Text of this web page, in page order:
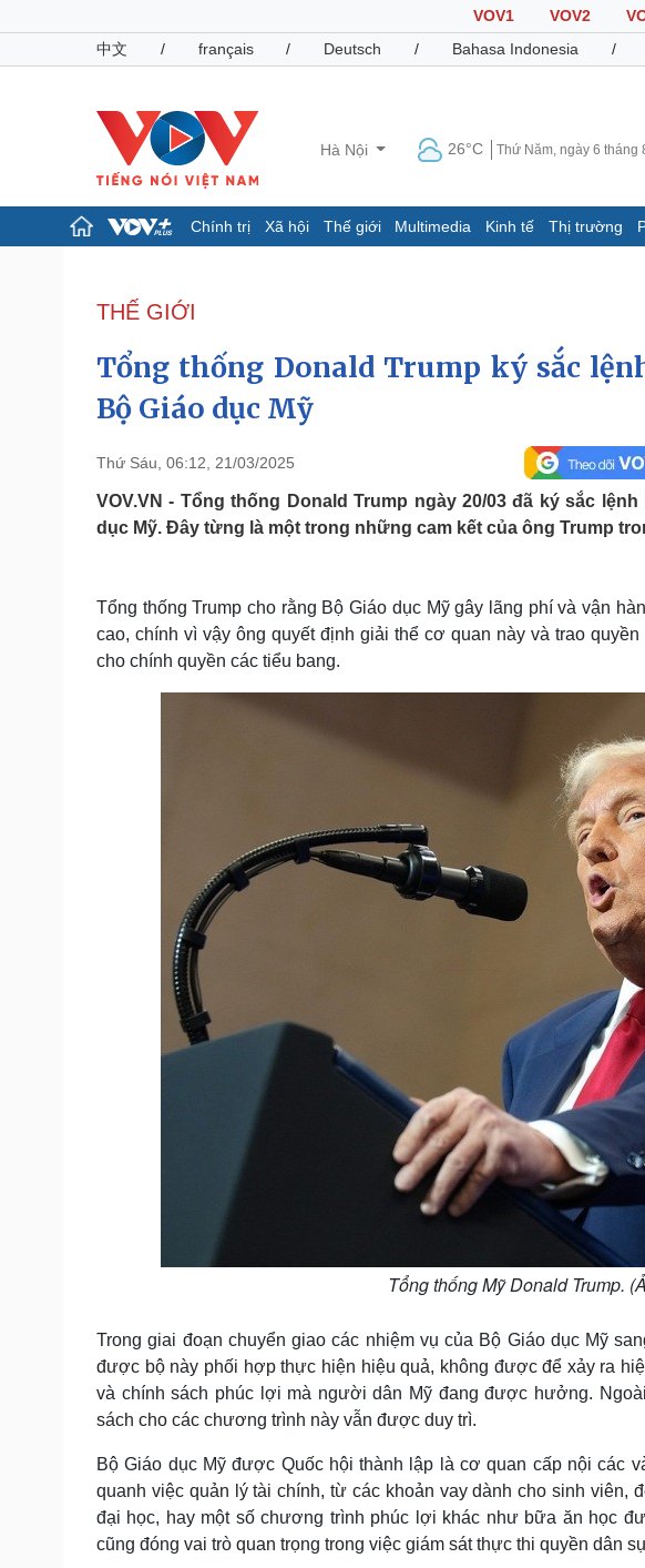
VOV1 VOV2
中文
/ français / Deutsch / Bahasa Indonesia /
Hà Nội 26°C Thứ Năm, ngày 6 tháng
Chính trị Xã hội Thế giới Multimedia Kinh tế Thị trường
Đảng
Tổ chức nhân sự
Quốc hội
Nhận diện sự thật
Dấu ấn VOV
Hồ sơ
Pháp luật
Tin nóng
Tư vấn luật
Việt Nam
Phân tích
Thể thao
Lịch thi đấu
Thế giới thể
Sức khỏe
Dinh dưỡng - món ngon
Cây thuốc
Sản phụ khoa
Đời sống
Nhà đẹp
Blog
Tình yêu - Gia đình
Văn hóa
Sân khấu -
Âm nhạc
THẾ GIỚI
Tổng thống Donald Trump ký sắc
Bộ Giáo dục Mỹ
Thứ Sáu, 06:12, 21/03/2025
VOV.VN - Tổng thống Donald Trump ngày 20/03 đã ký sắc
dục Mỹ. Đây từng là một trong những cam kết của ông Trump
Tổng thống Trump cho rằng Bộ Giáo dục Mỹ gây lãng phí và vận
cao, chính vì vậy ông quyết định giải thể cơ quan này và trao
cho chính quyền các tiểu bang.
Tổng thống Mỹ Donald Trump.
Trong giai đoạn chuyển giao các nhiệm vụ của Bộ Giáo dục Mỹ
được bộ này phối hợp thực hiện hiệu quả, không được để xảy ra
và chính sách phúc lợi mà người dân Mỹ đang được hưởng.
sách cho các chương trình này vẫn được duy trì.
Bộ Giáo dục Mỹ được Quốc hội thành lập là cơ quan cấp nội các
quanh việc quản lý tài chính, từ các khoản vay dành cho sinh viên,
đại học, hay một số chương trình phúc lợi khác như bữa ăn học
cũng đóng vai trò quan trọng trong việc giám sát thực thi quyền dân